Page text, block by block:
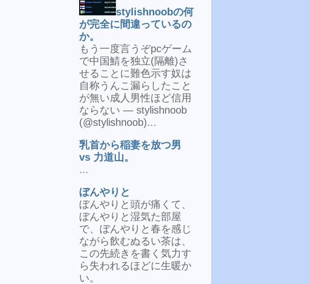
stylishnoobの何
が完全に間違っているの
か。
もう一度言うぞpcゲーム
で中国鯖を独立(隔離)さ
せることに難色示す奴は
自称うんこ漏らしたこと
が無い成人男性ほど信用
ならない — stylishnoob
(@stylishnoob)...
乳首から稲妻を放つ男
vs 力道山。
...
ぼんやりと
ぼんやりと頭が痛くて、
ぼんやりと湿気た部屋
で、ぼんやりと春を感じ
ながら飲むぬるい茶は、
この先続きを書く気力す
ら失われるほどに生暖か
い。